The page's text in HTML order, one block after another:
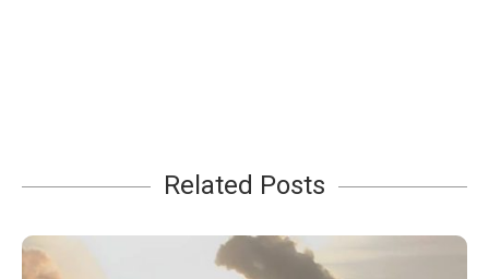
Related Posts